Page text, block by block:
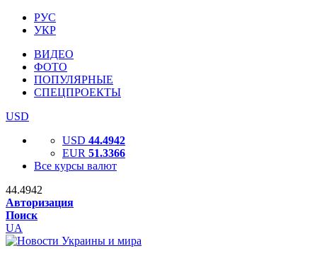
РУС
УКР
ВИДЕО
ФОТО
ПОПУЛЯРНЫЕ
СПЕЦПРОЕКТЫ
USD
USD 44.4942
EUR 51.3366
Все курсы валют
44.4942
Авторизация
Поиск
UA